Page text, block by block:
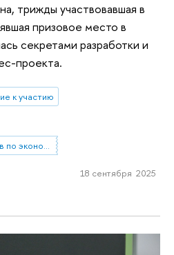
трижды участвовавшая в
призовое место в
секретами разработки и
проекта.
к участию
кейс-чемпионат школьников по экономике и предпринимательству
18 сентября 2025